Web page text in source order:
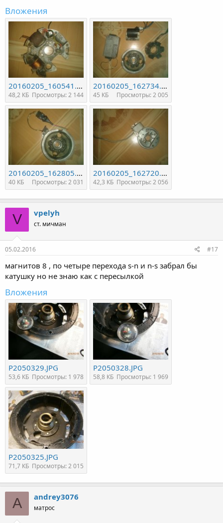
Вложения
20160205_160541.jpg
48,2 КБ Просмотры: 2 144
20160205_162734.jpg
45 КБ Просмотры: 2 005
20160205_162805.jpg
40 КБ Просмотры: 2 031
20160205_162720.jpg
42,3 КБ Просмотры: 2 056
V vpelyh
ст. мичман
05.02.2016 #17
магнитов 8 , по четыре перехода s-n и n-s забрал бы
катушку но не знаю как с пересылкой
Вложения
P2050329.JPG
53,6 КБ Просмотры: 1 978
P2050328.JPG
58,8 КБ Просмотры: 1 969
P2050325.JPG
71,7 КБ Просмотры: 2 015
A andrey3076
матрос